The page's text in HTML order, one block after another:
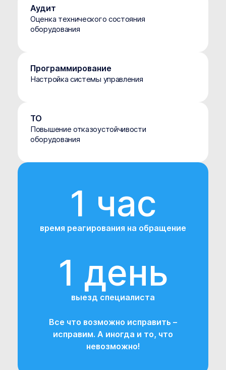
Аудит
Оценка технического состояния
оборудования
Программирование
Настройка системы управления
ТО
Повышение отказоустойчивости
оборудования
1 час
время реагирования на обращение
1 день
выезд специалиста
Все что возможно исправить –
исправим. А иногда и то, что
невозможно!